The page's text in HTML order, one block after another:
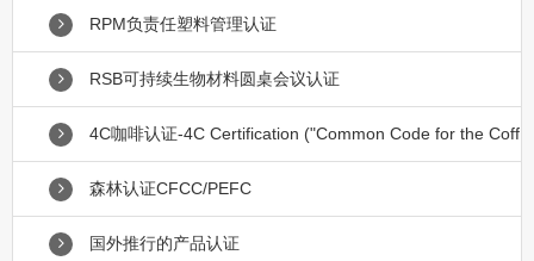
RPM负责任塑料管理认证
RSB可持续生物材料圆桌会议认证
4C咖啡认证-4C Certification ("Common Code for the Coff
森林认证CFCC/PEFC
国外推行的产品认证